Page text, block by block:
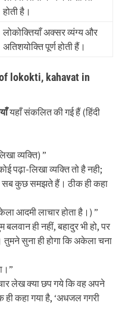
होती है।
लोकोक्तियाँ अक्सर व्यंग्य और
अतिशयोक्ति पूर्ण होती हैं।
lokokti, kahavat in
यहाँ संकलित की गई हैं (हिंदी
व्यक्ति) ”
पढ़ा-लिखा व्यक्ति तो है नही;
सब कुछ समझते हैं। ठीक ही कहा
आदमी लाचार होता है।) ”
ही नहीं, बहादुर भी हो, पर
सुना ही होगा कि अकेला चना
लेख क्या छप गये कि वह अपने
ही कहा गया है, ‘अधजल गगरी